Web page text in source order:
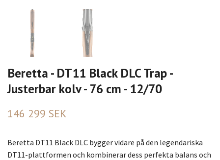
Beretta - DT11 Black DLC Trap -
Justerbar kolv - 76 cm - 12/70
146 299 SEK
Beretta DT11 Black DLC bygger vidare på den legendariska
DT11-plattformen och kombinerar dess perfekta balans och